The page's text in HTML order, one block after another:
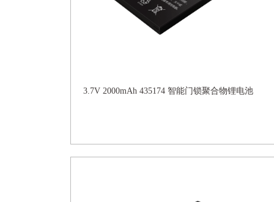
3.7V 2000mAh 435174 智能门锁聚合物锂电池